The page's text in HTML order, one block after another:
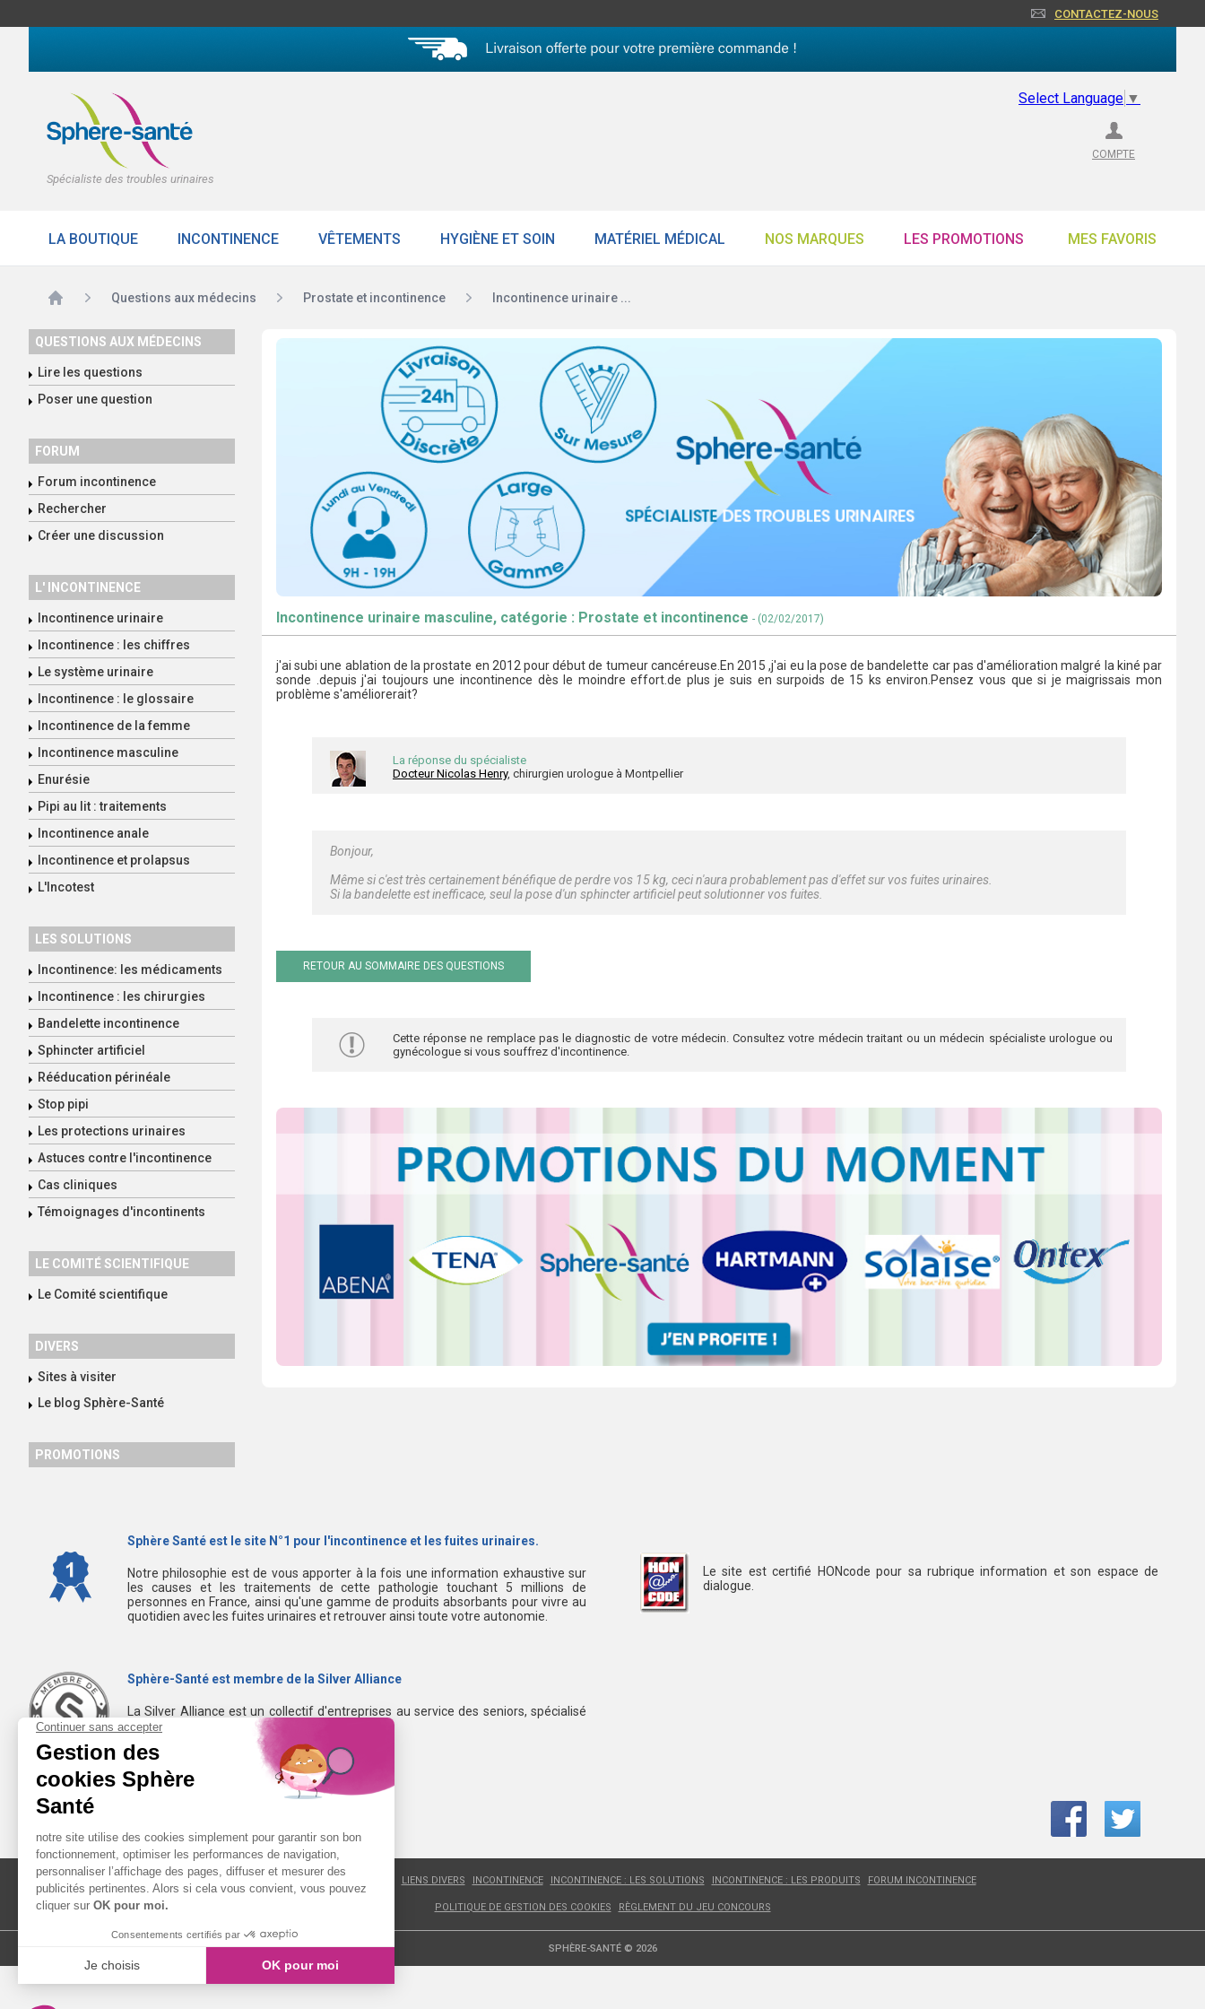
CONTACTEZ-NOUS
Spécialiste des troubles urinaires
Select Language ▼
COMPTE
LA BOUTIQUE INCONTINENCE VÊTEMENTS HYGIÈNE ET SOIN MATÉRIEL MÉDICAL NOS MARQUES LES PROMOTIONS MES FAVORIS
Accueil Questions aux médecins Prostate et incontinence Incontinence urinaire ...
QUESTIONS AUX MÉDECINS
Lire les questions
Poser une question
FORUM
Forum incontinence
Rechercher
Créer une discussion
L' INCONTINENCE
Incontinence urinaire
Incontinence : les chiffres
Le système urinaire
Incontinence : le glossaire
Incontinence de la femme
Incontinence masculine
Enurésie
Pipi au lit : traitements
Incontinence anale
Incontinence et prolapsus
L'Incotest
LES SOLUTIONS
Incontinence: les médicaments
Incontinence : les chirurgies
Bandelette incontinence
Sphincter artificiel
Rééducation périnéale
Stop pipi
Les protections urinaires
Astuces contre l'incontinence
Cas cliniques
Témoignages d'incontinents
LE COMITÉ SCIENTIFIQUE
Le Comité scientifique
DIVERS
Sites à visiter
Le blog Sphère-Santé
PROMOTIONS
Incontinence urinaire masculine, catégorie : Prostate et incontinence - (02/02/2017)
j'ai subi une ablation de la prostate en 2012 pour début de tumeur cancéreuse.En 2015 ,j'ai eu la pose de bandelette car pas d'amélioration malgré la kiné par
sonde .depuis j'ai toujours une incontinence dès le moindre effort.de plus je suis en surpoids de 15 ks environ.Pensez vous que si je maigrissais mon
problème s'améliorerait?
La réponse du spécialiste
Docteur Nicolas Henry, chirurgien urologue à Montpellier
Bonjour,
Même si c'est très certainement bénéfique de perdre vos 15 kg, ceci n'aura probablement pas d'effet sur vos fuites urinaires.
Si la bandelette est inefficace, seul la pose d'un sphincter artificiel peut solutionner vos fuites.
RETOUR AU SOMMAIRE DES QUESTIONS
Cette réponse ne remplace pas le diagnostic de votre médecin. Consultez votre médecin traitant ou un médecin spécialiste urologue ou
gynécologue si vous souffrez d'incontinence.
Sphère Santé est le site N°1 pour l'incontinence et les fuites urinaires.
Notre philosophie est de vous apporter à la fois une information exhaustive sur
les causes et les traitements de cette pathologie touchant 5 millions de
personnes en France, ainsi qu'une gamme de produits absorbants pour vivre au
quotidien avec les fuites urinaires et retrouver ainsi toute votre autonomie.
Le site est certifié HONcode pour sa rubrique information et son espace de
dialogue.
Sphère-Santé est membre de la Silver Alliance
La Silver Alliance est un collectif d'entreprises au service des seniors, spécialisé
dans le bien vieillir à domicile.
Découvrez la Silver Alliance
LIENS DIVERS INCONTINENCE INCONTINENCE : LES SOLUTIONS INCONTINENCE : LES PRODUITS FORUM INCONTINENCE
POLITIQUE DE GESTION DES COOKIES RÈGLEMENT DU JEU CONCOURS
SPHÈRE-SANTÉ © 2026